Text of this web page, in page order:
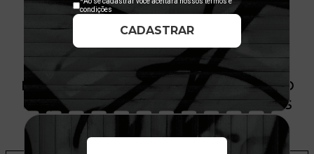
PRODUTO SEM ESTOQUE DÍSPONÍVEL NO
SITE, CONSULTE A DISPONIBILIDADE NAS